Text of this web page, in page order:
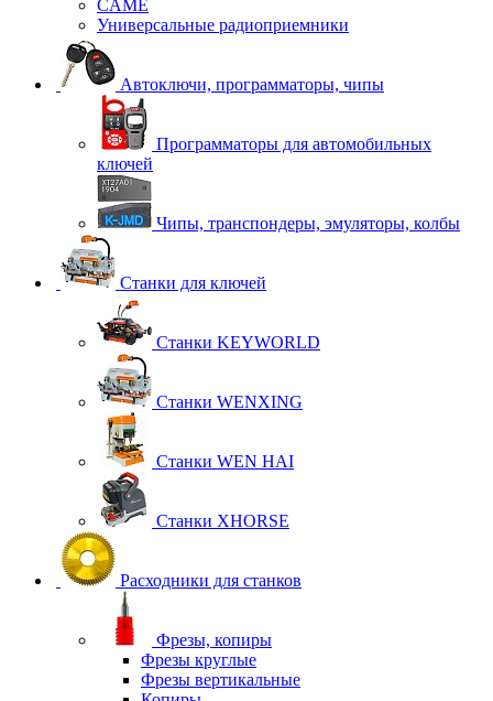
CAME
Универсальные радиоприемники
Автоключи, программаторы, чипы
Программаторы для автомобильных
ключей
Чипы, транспондеры, эмуляторы, колбы
Станки для ключей
Станки KEYWORLD
Станки WENXING
Станки WEN HAI
Станки XHORSE
Расходники для станков
Фрезы, копиры
Фрезы круглые
Фрезы вертикальные